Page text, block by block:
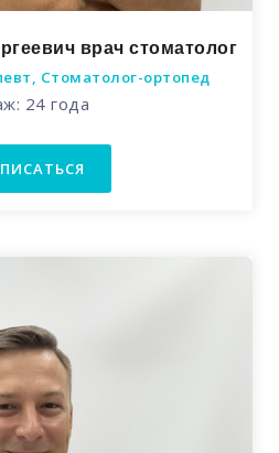
врач стоматолог
Стоматолог-ортопед
24 года